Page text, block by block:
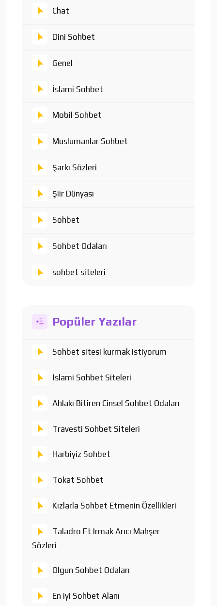
Chat
Dini Sohbet
Genel
İslami Sohbet
Mobil Sohbet
Muslumanlar Sohbet
Şarkı Sözleri
Şiir Dünyası
Sohbet
Sohbet Odaları
sohbet siteleri
Popüler Yazılar
Sohbet sitesi kurmak istiyorum
İslami Sohbet Siteleri
Ahlakı Bitiren Cinsel Sohbet Odaları
Travesti Sohbet Siteleri
Harbiyiz Sohbet
Tokat Sohbet
Kızlarla Sohbet Etmenin Özellikleri
Taladro Ft Irmak Arıcı Mahşer
Sözleri
Olgun Sohbet Odaları
En iyi Sohbet Alanı